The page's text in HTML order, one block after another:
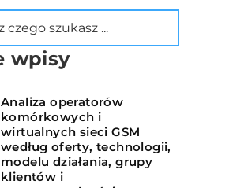
wpisy
Analiza operatorów
komórkowych i
wirtualnych sieci GSM
według oferty, technologii,
modelu działania, grupy
klientów i